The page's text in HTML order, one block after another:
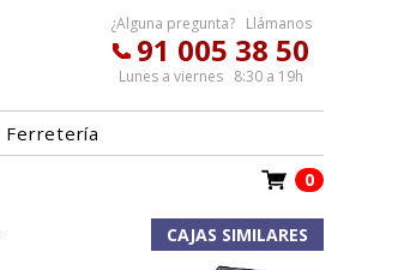
¿Alguna pregunta? Llámanos
91 005 38 50
Lunes a viernes 8:30 a 19h
Ferretería
0
CAJAS SIMILARES